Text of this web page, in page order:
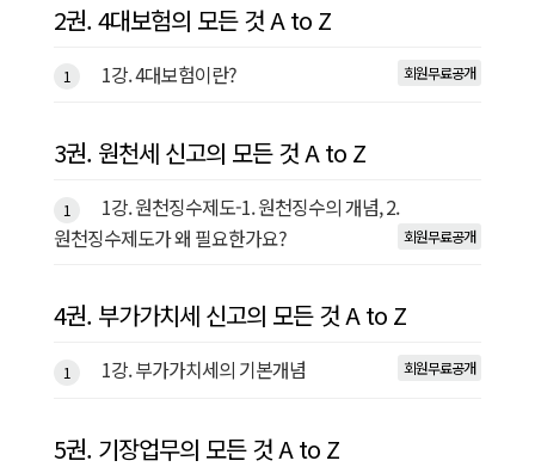
2권. 4대보험의 모든 것 A to Z
1 1강. 4대보험이란? 회원무료공개
3권. 원천세 신고의 모든 것 A to Z
1
1강. 원천징수제도-1. 원천징수의 개념, 2.
원천징수제도가 왜 필요한가요?
회원무료공개
4권. 부가가치세 신고의 모든 것 A to Z
1 1강. 부가가치세의 기본개념 회원무료공개
5권. 기장업무의 모든 것 A to Z